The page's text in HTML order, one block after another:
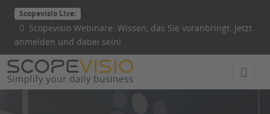
Direkt
zum
Inhalt
wechseln
Scopevisio Live:
Scopevisio Webinare: Wissen, das Sie voranbringt. Jetzt
anmelden und dabei sein!